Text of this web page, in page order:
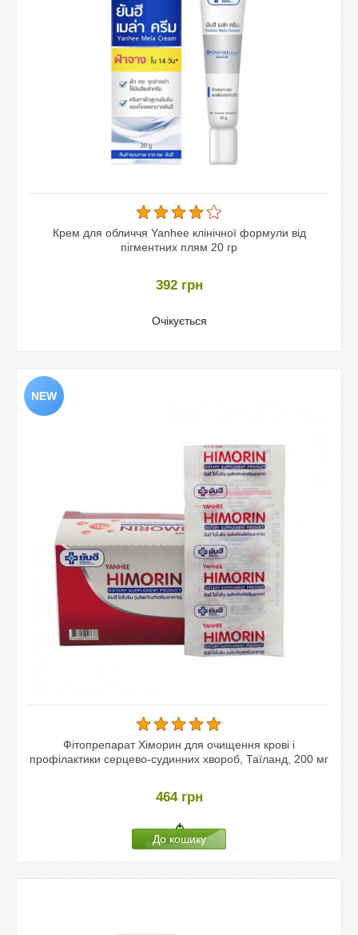
Крем для обличчя Yanhee клінічної формули від
пігментних плям 20 гр
392 грн
Очікується
Фітопрепарат Хіморин для очищення крові і
профілактики серцево-судинних хвороб, Таїланд, 200 мг
464 грн